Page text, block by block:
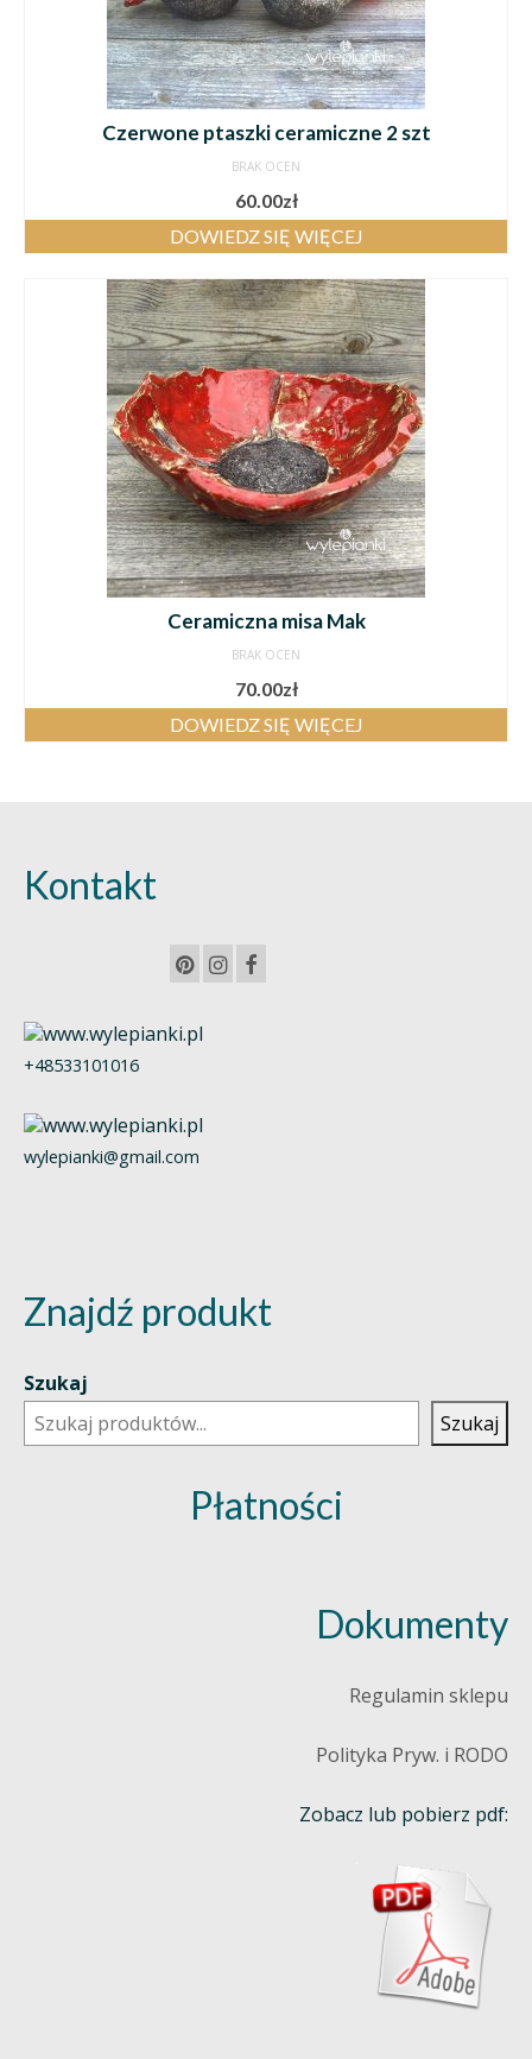
Czerwone ptaszki ceramiczne 2 szt
BRAK OCEN
60.00zł
DOWIEDZ SIĘ WIĘCEJ
Ceramiczna misa Mak
BRAK OCEN
70.00zł
DOWIEDZ SIĘ WIĘCEJ
Kontakt
+48533101016
wylepianki@gmail.com
Znajdź produkt
Szukaj
Szukaj
Płatności
Dokumenty
Regulamin sklepu
Polityka Pryw. i RODO
Zobacz lub pobierz pdf: